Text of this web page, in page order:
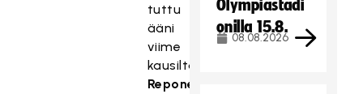
tuttu
ääni
viime
kausilta,
Reponen
Olympiastadi
onilla 15.8.
08.08.2026